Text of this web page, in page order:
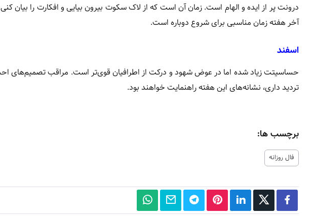
درونت پر از ایده و الهام است. زمان آن است که از لاک سکوت بیرون بیایی و افکارت را
آخر هفته زمان مناسبی برای شروع دوباره است.
اسفند
حساسیتت زیاد شده اما در عوض شهود و درکت از اطرافیان قوی‌تر است. مراقب تصمیم‌های
تردید داری، نشانه‌های این هفته راهنمایت خواهند بود.
برچسب ها:
فال روزانه